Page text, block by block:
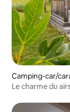
Camping-car/
Le charme du